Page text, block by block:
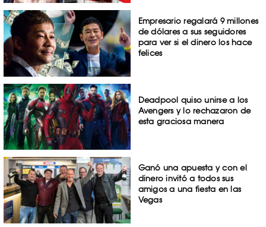
Empresario regalará 9 millones
de dólares a sus seguidores
para ver si el dinero los hace
felices
Deadpool quiso unirse a los
Avengers y lo rechazaron de
esta graciosa manera
Ganó una apuesta y con el
dinero invitó a todos sus
amigos a una fiesta en las
Vegas